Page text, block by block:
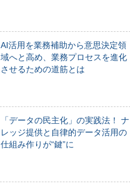
AI活用を業務補助から意思決定領
域へと高め、業務プロセスを進化
させるための道筋とは
「データの民主化」の実践法！ ナ
レッジ提供と自律的データ活用の
仕組み作りが“鍵”に